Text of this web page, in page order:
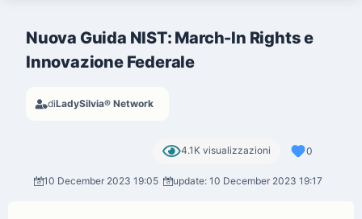
Nuova Guida NIST: March-In Rights e
Innovazione Federale
diLadySilvia® Network
4.1K visualizzazioni 0
10 December 2023 19:05 update: 10 December 2023 19:17